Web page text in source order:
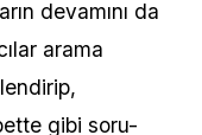
devamını da
arama
gibi soru-